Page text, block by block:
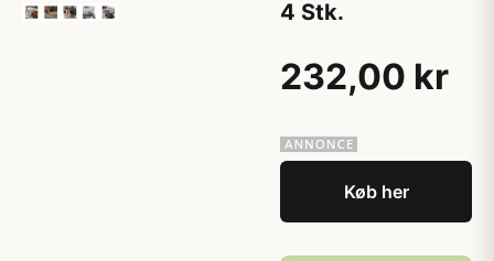
4 Stk.
232,00 kr
Køb her